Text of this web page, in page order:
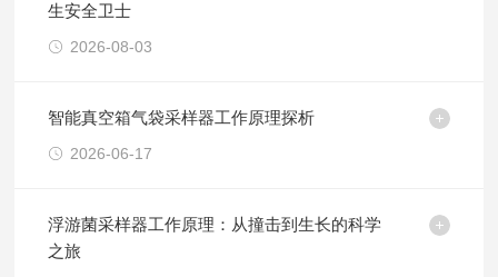
生安全卫士
2026-08-03
智能真空箱气袋采样器工作原理探析
2026-06-17
浮游菌采样器工作原理：从撞击到生长的科学
之旅